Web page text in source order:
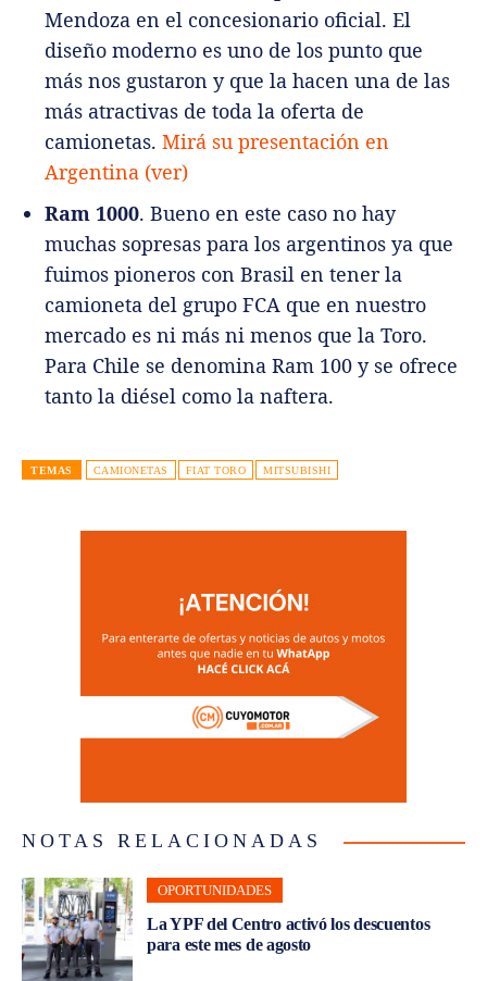
Mendoza en el concesionario oficial. El
diseño moderno es uno de los punto que
más nos gustaron y que la hacen una de las
más atractivas de toda la oferta de
camionetas. Mirá su presentación en
Argentina (ver)
Ram 1000. Bueno en este caso no hay
muchas sopresas para los argentinos ya que
fuimos pioneros con Brasil en tener la
camioneta del grupo FCA que en nuestro
mercado es ni más ni menos que la Toro.
Para Chile se denomina Ram 100 y se ofrece
tanto la diésel como la naftera.
TEMAS CAMIONETAS FIAT TORO MITSUBISHI
NOTAS RELACIONADAS
OPORTUNIDADES
La YPF del Centro activó los descuentos
para este mes de agosto